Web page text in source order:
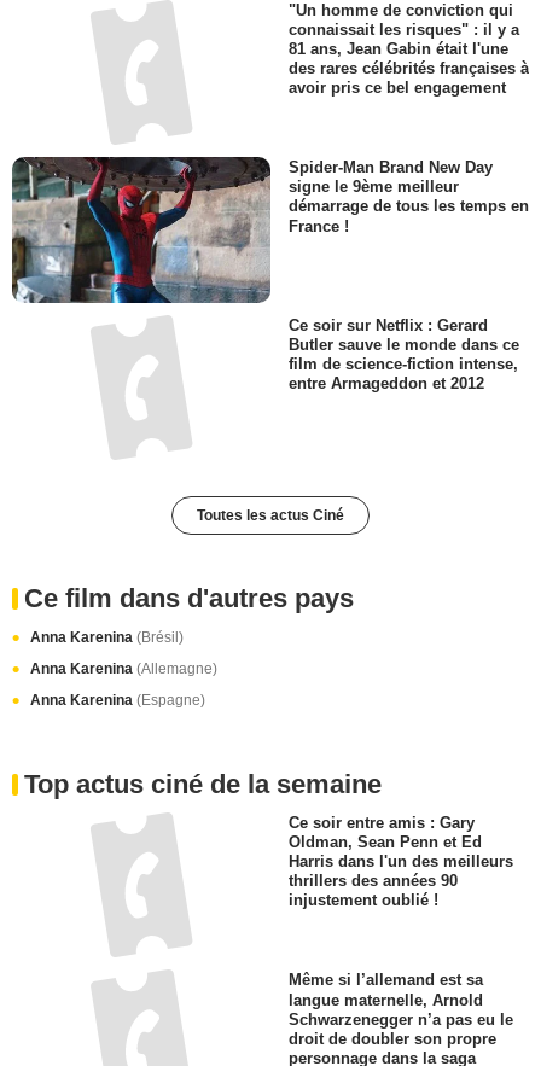
"Un homme de conviction qui
connaissait les risques" : il y a
81 ans, Jean Gabin était l'une
des rares célébrités françaises à
avoir pris ce bel engagement
Spider-Man Brand New Day
signe le 9ème meilleur
démarrage de tous les temps en
France !
Ce soir sur Netflix : Gerard
Butler sauve le monde dans ce
film de science-fiction intense,
entre Armageddon et 2012
Toutes les actus Ciné
Ce film dans d'autres pays
Anna Karenina (Brésil)
Anna Karenina (Allemagne)
Anna Karenina (Espagne)
Top actus ciné de la semaine
Ce soir entre amis : Gary
Oldman, Sean Penn et Ed
Harris dans l'un des meilleurs
thrillers des années 90
injustement oublié !
Même si l’allemand est sa
langue maternelle, Arnold
Schwarzenegger n’a pas eu le
droit de doubler son propre
personnage dans la saga